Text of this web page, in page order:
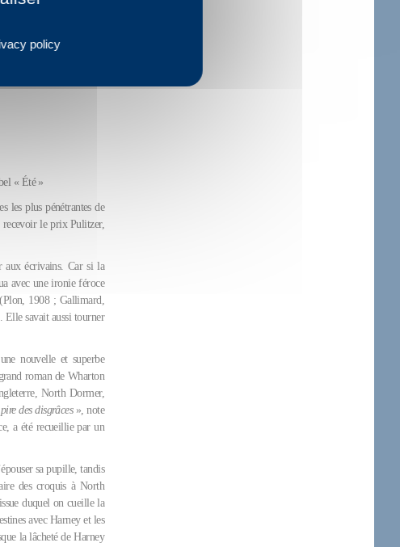
pas une victime, elle
C’est une inversion
« Été »
les plus pénétrantes de
recevoir le prix Pulitzer,
aux écrivains. Car si la
avec une ironie féroce
1908 ; Gallimard,
Elle savait aussi tourner
nouvelle et superbe
roman de Wharton
North Dormer,
des disgrâces», note
a été recueillie par un
sa pupille, tandis
des croquis à North
duquel on cueille la
avec Harney et les
la lâcheté de Harney
policy